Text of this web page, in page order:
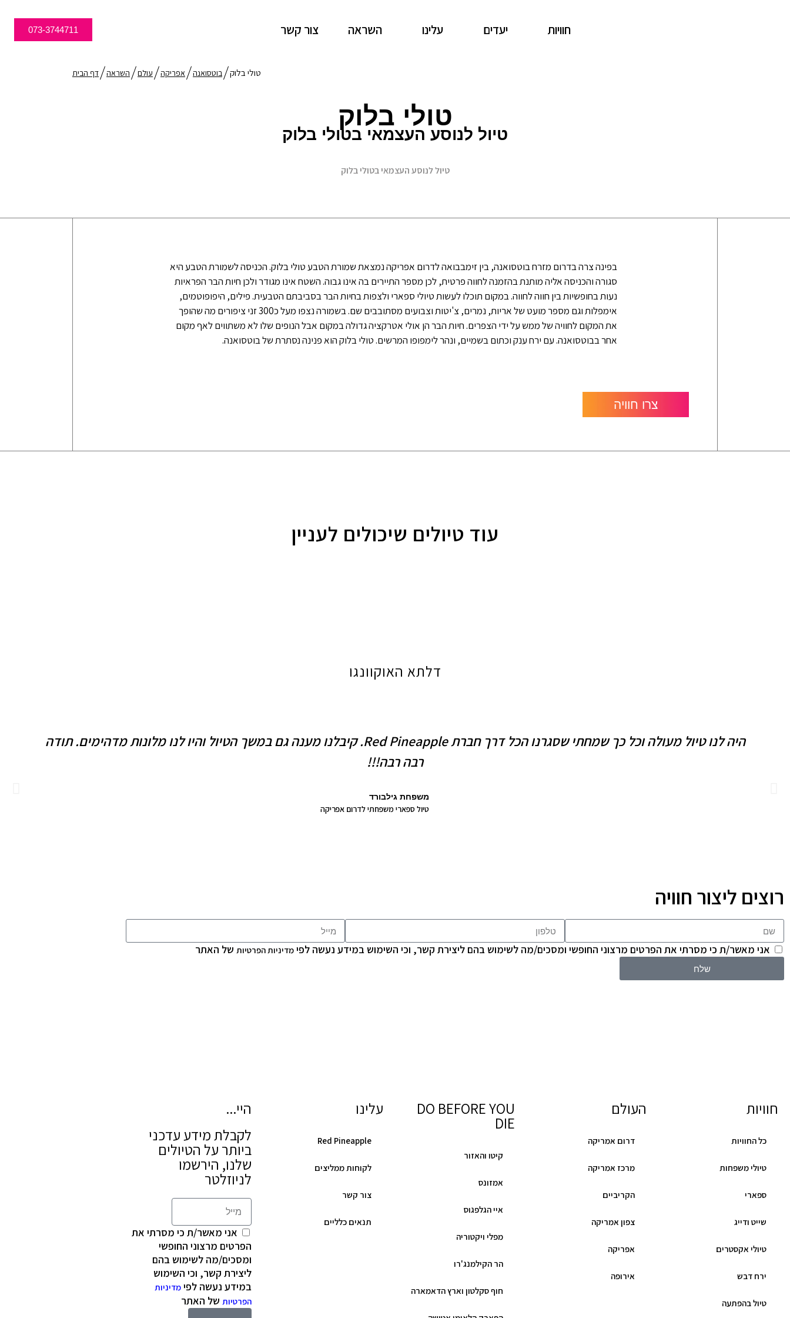
חוויות יעדים עלינו השראה צור קשר 073-3744711
דף הבית השראה עולם אפריקה בוטסואנה טולי בלוק
טולי בלוק
טיול לנוסע העצמאי בטולי בלוק
טיול לנוסע העצמאי בטולי בלוק
בפינה צרה בדרום מזרח בוטסואנה, בין זימבבואה לדרום אפריקה נמצאת שמורת הטבע טולי בלוק. הכניסה לשמורת הטבע היא
סגורה והכניסה אליה מותנת בהזמנה לחווה פרטית, לכן מספר התיירים בה אינו גבוה. השטח אינו מגודר ולכן חיות הבר הפראיות
נעות בחופשיות בין חווה לחווה. במקום תוכלו לעשות טיולי ספארי ולצפות בחיות הבר בסביבתם הטבעית. פילים, היפופוטמים,
אימפלות וגם מספר מועט של אריות, נמרים, צ'יטות וצבועים מסתובבים שם. בשמורה נצפו מעל כ300 זני ציפורים מה שהופך
את המקום לחוויה של ממש על ידי הצפרים. חיות הבר הן אולי אטרקציה גדולה במקום אבל הנופים שלו לא משתווים לאף מקום
אחר בבוטסואנה. עם ירח ענק וכתום בשמיים, ונהר לימפופו המרשים. טולי בלוק הוא פנינה נסתרת של בוטסואנה.
צרו חוויה
עוד טיולים שיכולים לעניין
דלתא האוקוונגו
היה לנו טיול מעולה וכל כך שמחתי שסגרנו הכל דרך חברת Red Pineapple. קיבלנו מענה גם במשך הטיול והיו לנו מלונות מדהימים. תודה
רבה רבה!!!
משפחת גילבורד
טיול ספארי משפחתי לדרום אפריקה
רוצים ליצור חוויה
אני מאשר/ת כי מסרתי את הפרטים מרצוני החופשי ומסכים/מה לשימוש בהם ליצירת קשר, וכי השימוש במידע נעשה לפי מדיניות הפרטיות של האתר
שלח
חוויות
כל החוויות
טיולי משפחות
ספארי
שייט ודייג
טיולי אקסטרים
ירח דבש
טיול בהפתעה
העולם
דרום אמריקה
מרכז אמריקה
הקריביים
צפון אמריקה
אפריקה
אירופה
DO BEFORE YOU
DIE
קיטו והאזור
אמזונס
איי הגלפגוס
מפלי ויקטוריה
הר הקילמנג'רו
חוף סקלטון וארץ הדאמארה
עלינו
Red Pineapple
לקוחות ממליצים
צור קשר
תנאים כלליים
היי...
לקבלת מידע עדכני
ביותר על הטיולים
שלנו, הירשמו
לניוזלטר
אני מאשר/ת כי מסרתי את
הפרטים מרצוני החופשי
ומסכים/מה לשימוש בהם
ליצירת קשר, וכי השימוש
במידע נעשה לפי מדיניות
הפרטיות של האתר